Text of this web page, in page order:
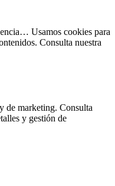
Usamos cookies para
Consulta nuestra
de marketing. Consulta
y gestión de